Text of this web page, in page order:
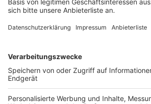
Anzeige
Wir benötigen Ihre
Zustimmung, um den
Wir verwenden einen